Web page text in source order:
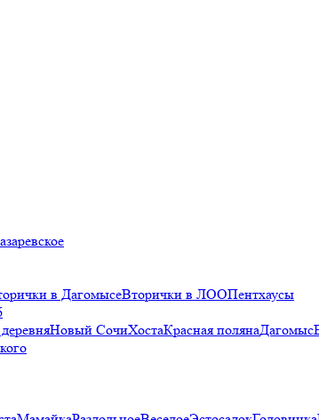
в ДагомысеВторички в ЛООПентхаусы
Новый СочиХостаКрасная полянаДагомыс